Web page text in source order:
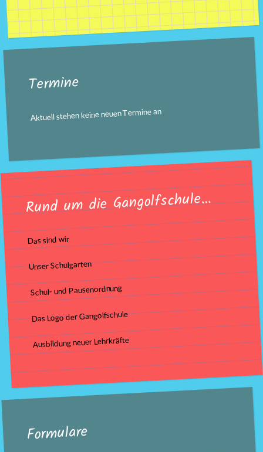
Termine
Aktuell stehen keine neuen Termine an
Rund um die Gangolfschule…
Das sind wir
Unser Schulgarten
Schul- und Pausenordnung
Das Logo der Gangolfschule
Ausbildung neuer Lehrkräfte
Formulare